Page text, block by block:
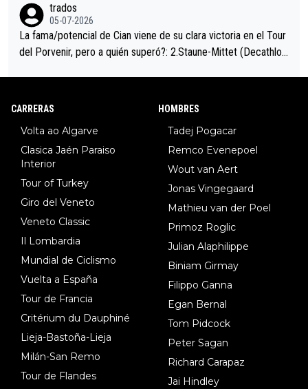
trados
05-07-2026
La fama/potencial de Cian viene de su clara victoria en el Tour
del Porvenir, pero a quién superó?: 2.Staune-Mittet (Decathlon,
8.Lenny Martinez (Bahrein), 9. Van Belle (Visma), 10. Vacek (Li
CARRERAS
Volta ao Algarve
Clasica Jaén Paraiso
Interior
Tour of Turkey
Giro del Veneto
Veneto Classic
Il Lombardia
Mundial de Ciclismo
Vuelta a España
Tour de Francia
Critérium du Dauphiné
Lieja-Bastoña-Lieja
Milán-San Remo
Tour de Flandes
HOMBRES
Tadej Pogacar
Remco Evenepoel
Wout van Aert
Jonas Vingegaard
Mathieu van der Poel
Primoz Roglic
Julian Alaphilippe
Biniam Girmay
Filippo Ganna
Egan Bernal
Tom Pidcock
Peter Sagan
Richard Carapaz
Jai Hindley